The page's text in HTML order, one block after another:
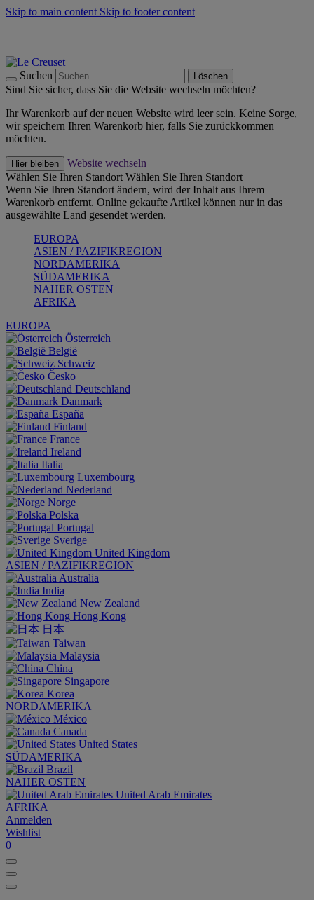
Skip to main content Skip to footer content
Suchen Löschen
Sind Sie sicher, dass Sie die Website wechseln möchten?
Ihr Warenkorb auf der neuen Website wird leer sein. Keine Sorge,
wir speichern Ihren Warenkorb hier, falls Sie zurückkommen
möchten.
Hier bleiben
Website wechseln
Wählen Sie Ihren Standort Wählen Sie Ihren Standort
Wenn Sie Ihren Standort ändern, wird der Inhalt aus Ihrem
Warenkorb entfernt. Online gekaufte Artikel können nur in das
ausgewählte Land gesendet werden.
EUROPA
ASIEN / PAZIFIKREGION
NORDAMERIKA
SÜDAMERIKA
NAHER OSTEN
AFRIKA
EUROPA
Österreich
België
Schweiz
Česko
Deutschland
Danmark
España
Finland
France
Ireland
Italia
Luxembourg
Nederland
Norge
Polska
Portugal
Sverige
United Kingdom
ASIEN / PAZIFIKREGION
Australia
India
New Zealand
Hong Kong
日本
Taiwan
Malaysia
China
Singapore
Korea
NORDAMERIKA
México
Canada
United States
SÜDAMERIKA
Brazil
NAHER OSTEN
United Arab Emirates
AFRIKA
Anmelden
Wishlist
0